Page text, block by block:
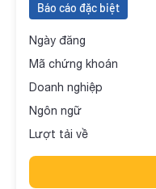
Báo cáo đặc biệt
Ngày đăng
Mã chứng khoán
Doanh nghiệp
Ngôn ngữ
Lượt tải về